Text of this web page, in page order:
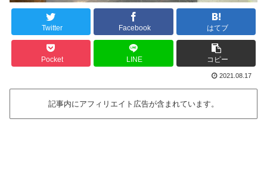
Twitter Facebook はてブ
Pocket LINE コピー
2021.08.17
記事内にアフィリエイト広告が含まれています。